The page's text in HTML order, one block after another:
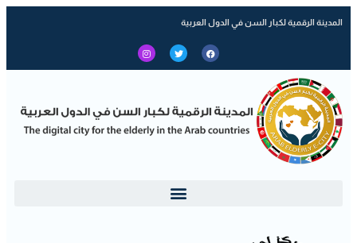
المدينة الرقمية لكبار السن في الدول العربية